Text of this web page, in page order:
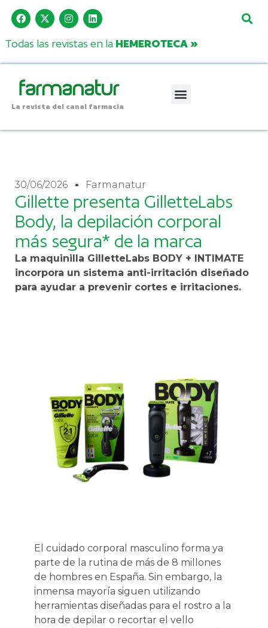
Todas las revistas en la HEMEROTECA »
La revista del canal farmacia
30/06/2026 Farmanatur
Gillette presenta GilletteLabs
Body, la depilación corporal
más segura* de la marca
La maquinilla GilletteLabs BODY + INTIMATE
incorpora un sistema anti-irritación diseñado
para ayudar a prevenir cortes e irritaciones.
El cuidado corporal masculino forma ya
parte de la rutina de más de 8 millones
de hombres en España. Sin embargo, la
inmensa mayoría siguen utilizando
herramientas diseñadas para el rostro a la
hora de depilar o recortar el vello